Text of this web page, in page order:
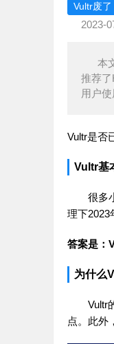
Vultr废了
2023-
本
推荐
用户使
Vultr是否
Vultr基
很多
理下2023
答案是：
为什么
Vultr
点。此外